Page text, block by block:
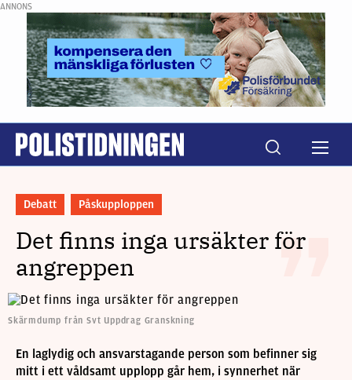
ANNONS
Debatt Påskupploppen
Det finns inga ursäkter för
angreppen
Skärmdump från Svt Uppdrag Granskning
En laglydig och ansvarstagande person som befinner sig
mitt i ett våldsamt upplopp går hem, i synnerhet när